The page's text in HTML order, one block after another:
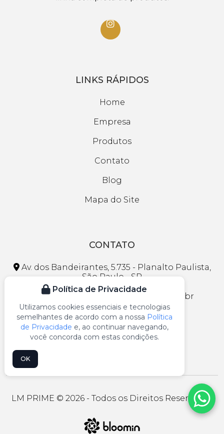
LINKS RÁPIDOS
Home
Empresa
Produtos
Contato
Blog
Mapa do Site
CONTATO
Av. dos Bandeirantes, 5.735 - Planalto Paulista,
São Paulo - SP
faleconosco@lojasmaranhao.com.br
(11) 3297-1013
(11) 99109-5541
LM PRIME © 2026 - Todos os Direitos Reservados
Política de Privacidade
Utilizamos cookies essenciais e tecnologias
semelhantes de acordo com a nossa Política
de Privacidade e, ao continuar navegando,
você concorda com estas condições.
OK